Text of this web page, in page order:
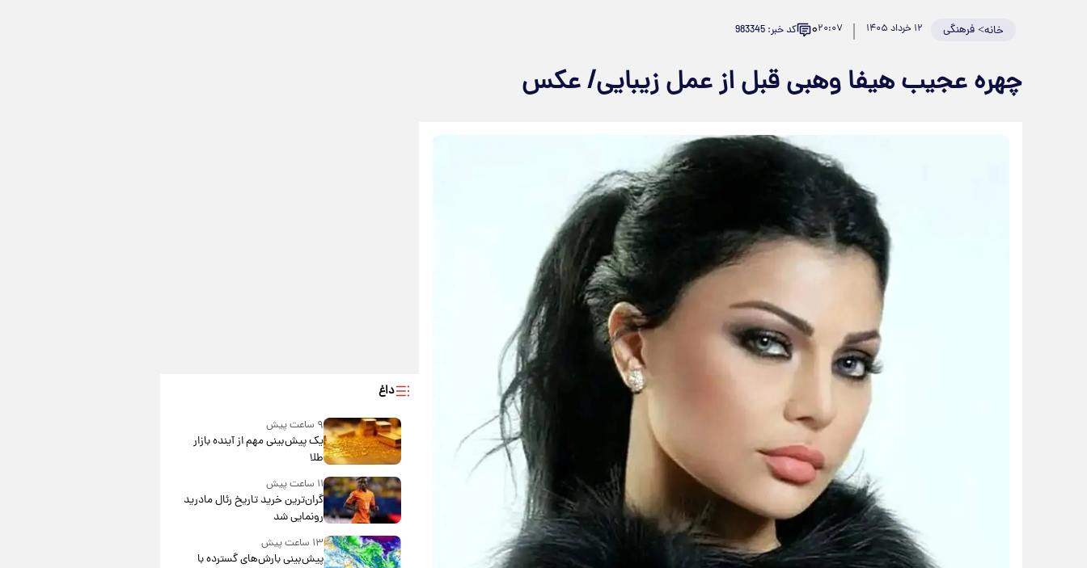
خانه>فرهنگی ۱۲ خرداد ۱۴۰۵ ۲۰:۰۷۰ کد خبر: 983345
چهره عجیب هیفا وهبی قبل از عمل زیبایی/ عکس
داغ
۹ ساعت پیش
یک پیش‌بینی مهم از آینده بازار
طلا
۱۱ ساعت پیش
گران‌ترین خرید تاریخ رئال مادرید
رونمایی شد
۱۳ ساعت پیش
پیش‌بینی بارش‌های گسترده با